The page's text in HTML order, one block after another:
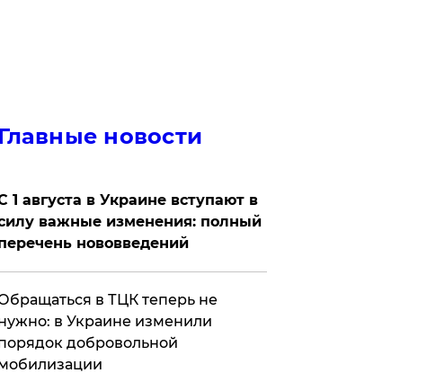
Главные новости
1 августа в Украине вступают в
важные изменения: полный
нововведений
в ТЦК теперь не
в Украине изменили
добровольной